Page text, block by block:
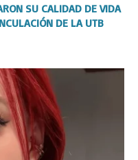
SU CALIDAD DE VIDA
DE LA UTB